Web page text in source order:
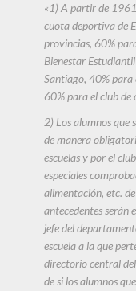
«1) A partir de
cuota deportiva de
provincias, 60%
Bienestar
Santiago, 40%
60% para el club de
2) Los alumnos que
de manera
escuelas y por el
especiales
alimentación, etc.
antecedentes serán
jefe del
escuela a la que
directorio central
de si los alumnos